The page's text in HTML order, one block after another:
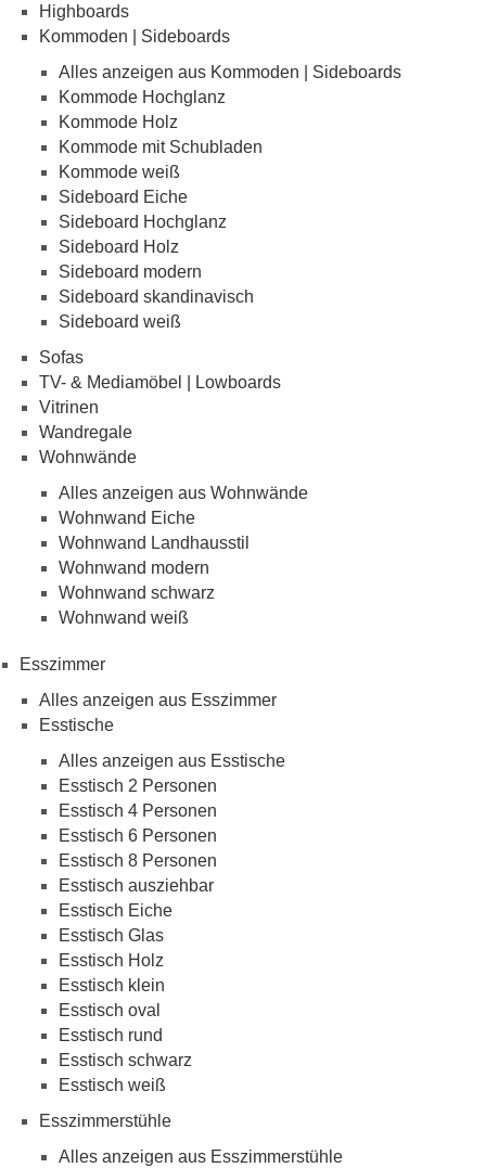
Highboards
Kommoden | Sideboards
Alles anzeigen aus Kommoden | Sideboards
Kommode Hochglanz
Kommode Holz
Kommode mit Schubladen
Kommode weiß
Sideboard Eiche
Sideboard Hochglanz
Sideboard Holz
Sideboard modern
Sideboard skandinavisch
Sideboard weiß
Sofas
TV- & Mediamöbel | Lowboards
Vitrinen
Wandregale
Wohnwände
Alles anzeigen aus Wohnwände
Wohnwand Eiche
Wohnwand Landhausstil
Wohnwand modern
Wohnwand schwarz
Wohnwand weiß
Esszimmer
Alles anzeigen aus Esszimmer
Esstische
Alles anzeigen aus Esstische
Esstisch 2 Personen
Esstisch 4 Personen
Esstisch 6 Personen
Esstisch 8 Personen
Esstisch ausziehbar
Esstisch Eiche
Esstisch Glas
Esstisch Holz
Esstisch klein
Esstisch oval
Esstisch rund
Esstisch schwarz
Esstisch weiß
Esszimmerstühle
Alles anzeigen aus Esszimmerstühle